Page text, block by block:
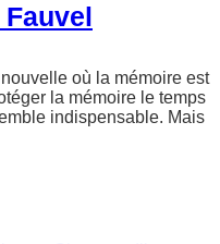
où la mémoire est
la mémoire le temps
indispensable. Mais